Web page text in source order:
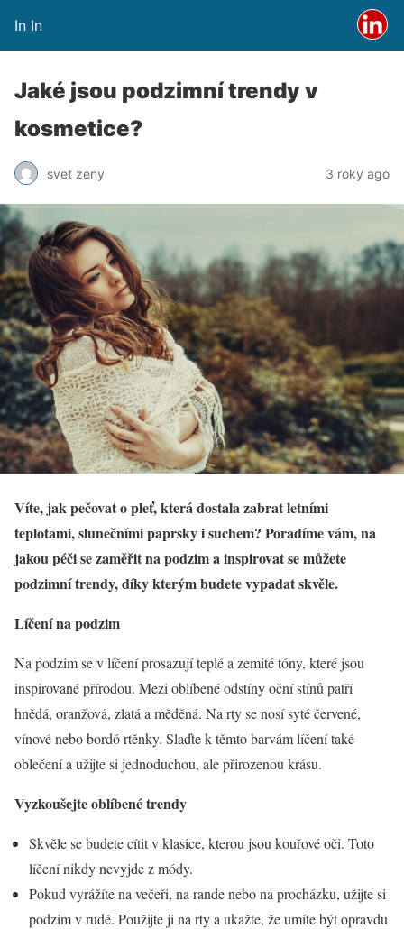
In In
Jaké jsou podzimní trendy v
kosmetice?
svet zeny 3 roky ago
Víte, jak pečovat o pleť, která dostala zabrat letními
teplotami, slunečními paprsky i suchem? Poradíme vám, na
jakou péči se zaměřit na podzim a inspirovat se můžete
podzimní trendy, díky kterým budete vypadat skvěle.
Líčení na podzim
Na podzim se v líčení prosazují teplé a zemité tóny, které jsou
inspirované přírodou. Mezi oblíbené odstíny oční stínů patří
hnědá, oranžová, zlatá a měděná. Na rty se nosí syté červené,
vínové nebo bordó rtěnky. Slaďte k těmto barvám líčení také
oblečení a užijte si jednoduchou, ale přirozenou krásu.
Vyzkoušejte oblíbené trendy
Skvěle se budete cítit v klasice, kterou jsou kouřové oči. Toto
líčení nikdy nevyjde z módy.
Pokud vyrážíte na večeři, na rande nebo na procházku, užijte si
podzim v rudé. Použijte ji na rty a ukažte, že umíte být opravdu